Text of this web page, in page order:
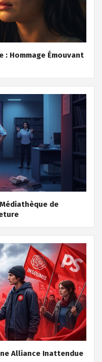
: Hommage Émouvant
de
Alliance Inattendue